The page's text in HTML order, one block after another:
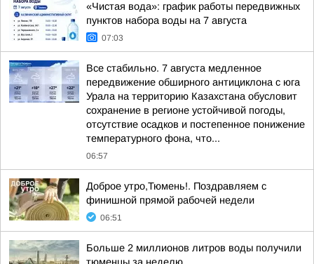
«Чистая вода»: график работы передвижных
пунктов набора воды на 7 августа
07:03
Все стабильно. 7 августа медленное
передвижение обширного антициклона с юга
Урала на территорию Казахстана обусловит
сохранение в регионе устойчивой погоды,
отсутствие осадков и постепенное понижение
температурного фона, что...
06:57
Доброе утро,Тюмень!. Поздравляем с
финишной прямой рабочей недели
06:51
Больше 2 миллионов литров воды получили